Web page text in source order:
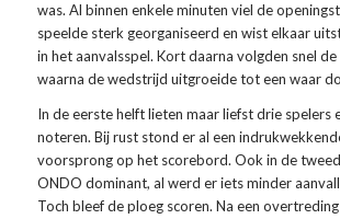
was. Al binnen enkele minuten viel de
speelde sterk georganiseerd en wist elkaar
in het aanvalsspel. Kort daarna volgden snel
waarna de wedstrijd uitgroeide tot een waar
In de eerste helft lieten maar liefst drie spelers
noteren. Bij rust stond er al een
voorsprong op het scorebord. Ook in de
ONDO dominant, al werd er iets minder
Toch bleef de ploeg scoren. Na een